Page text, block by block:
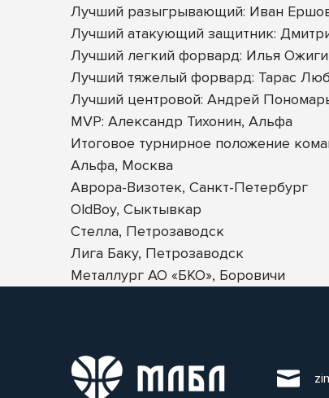
Лучший разыгрывающий: Иван
Лучший атакующий защитник:
Лучший легкий форвард: Илья
Лучший тяжелый форвард: Тарас
Лучший центровой: Андрей
MVP: Александр Тихонин, Альфа
Итоговое турнирное положение
Альфа, Москва
Аврора-Визотек, Санкт-Петербург
OldBoy, Сыктывкар
Стелла, Петрозаводск
Лига Баку, Петрозаводск
Металлург АО «БКО», Боровичи